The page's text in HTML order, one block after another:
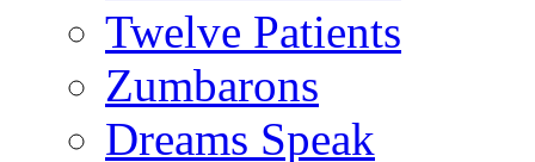
Twelve Patients
Zumbarons
Dreams Speak